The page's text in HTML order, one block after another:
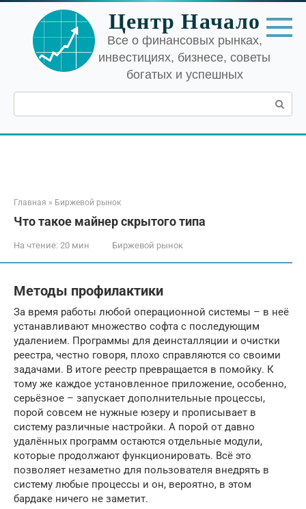
Перейти
контенту
Центр Начало
Все о финансовых рынках,
инвестициях, бизнесе, советы
богатых и успешных
Поиск:
Главная » Биржевой рынок
Что такое майнер скрытого типа
На чтение: 20 мин Биржевой рынок
Методы профилактики
За время работы любой операционной системы – в неё
устанавливают множество софта с последующим
удалением. Программы для деинсталляции и очистки
реестра, честно говоря, плохо справляются со своими
задачами. В итоге реестр превращается в помойку. К
тому же каждое установленное приложение, особенно,
серьёзное – запускает дополнительные процессы,
порой совсем не нужные юзеру и прописывает в
систему различные настройки. А порой от давно
удалённых программ остаются отдельные модули,
которые продолжают функционировать. Всё это
позволяет незаметно для пользователя внедрять в
систему любые процессы и он, вероятно, в этом
бардаке ничего не заметит.